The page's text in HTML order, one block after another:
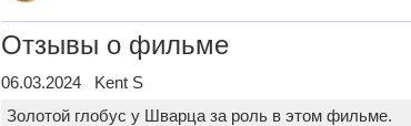
Отзывы о фильме
06.03.2024 Kent S
Золотой глобус у Шварца за роль в этом фильме.